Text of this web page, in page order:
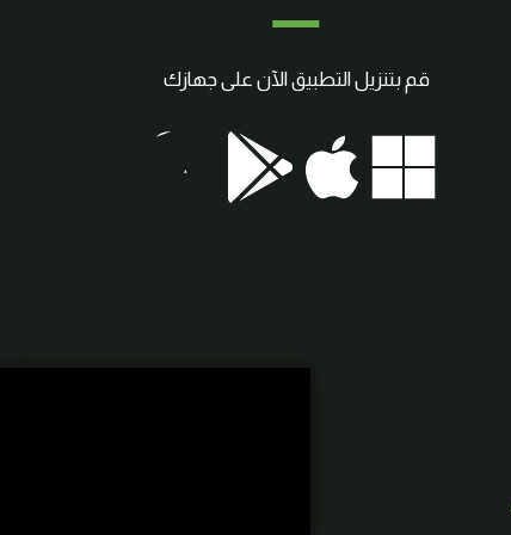
قم بتنزيل التطبيق الآن على جهازك